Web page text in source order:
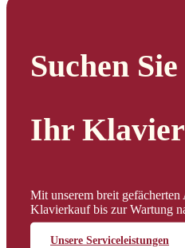
Suchen
Ihr
Mit unserem breit
Klavierkauf bis zur Wartung
Unsere Serviceleistungen